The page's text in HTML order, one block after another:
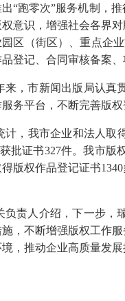
“跑零次”服务机制，
意识，增强社会各界
区（街区）、重点企
登记、合同审核备案
来，市新闻出版局认真
务平台，不断完善版
计，我市企业和法人取
批证书327件。我市
得版权作品登记证书
负责人介绍，下一步，
施，不断增强版权工作
，推动企业高质量发展